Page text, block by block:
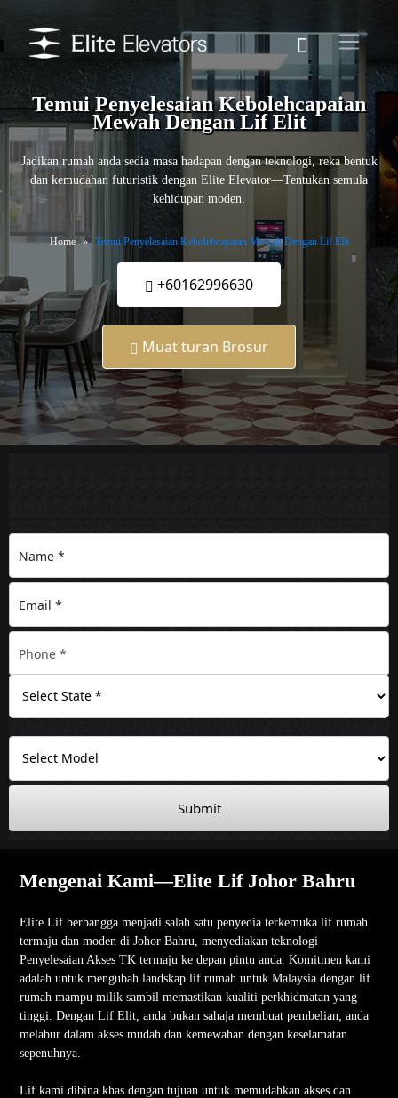
Temui Penyelesaian Kebolehcapaian
Mewah Dengan Lif Elit
Jadikan rumah anda sedia masa hadapan dengan teknologi, reka bentuk
dan kemudahan futuristik dengan Elite Elevator—Tentukan semula
kehidupan moden.
Home Temui Penyelesaian Kebolehcapaian Mewah Dengan Lif Elit
+60162996630
Muat turan Brosur
Submit
Mengenai Kami—Elite Lif Johor Bahru
Elite Lif berbangga menjadi salah satu penyedia terkemuka lif rumah
termaju dan moden di Johor Bahru, menyediakan teknologi
Penyelesaian Akses TK termaju ke depan pintu anda. Komitmen kami
adalah untuk mengubah landskap lif rumah untuk Malaysia dengan lif
rumah mampu milik sambil memastikan kualiti perkhidmatan yang
tinggi. Dengan Lif Elit, anda bukan sahaja membuat pembelian; anda
melabur dalam akses mudah dan kemewahan dengan keselamatan
sepenuhnya.
Lif kami dibina khas dengan tujuan untuk memudahkan akses dan